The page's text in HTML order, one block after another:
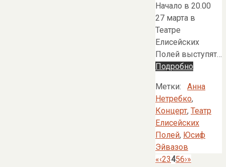
Начало в 20.00
27 марта в
Театре
Елисейских
Полей выступят…
Подробно
Метки:
Анна
Нетребко,
Концерт, Театр
Елисейских
Полей, Юсиф
Эйвазов
«‹23456›»